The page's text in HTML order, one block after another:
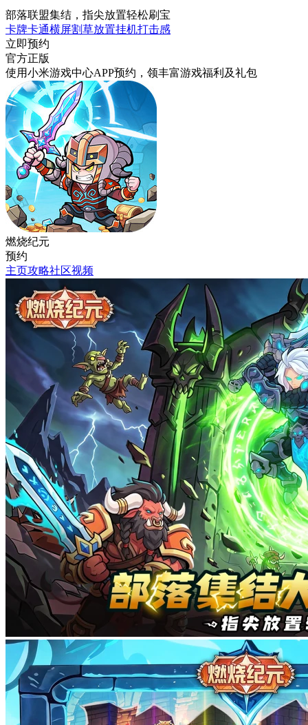
部落联盟集结，指尖放置轻松刷宝
卡牌卡通横屏割草放置挂机打击感
立即预约
官方正版
使用小米游戏中心APP预约 ，领丰富游戏福利 及礼包
燃烧纪元
预约
主页攻略社区视频